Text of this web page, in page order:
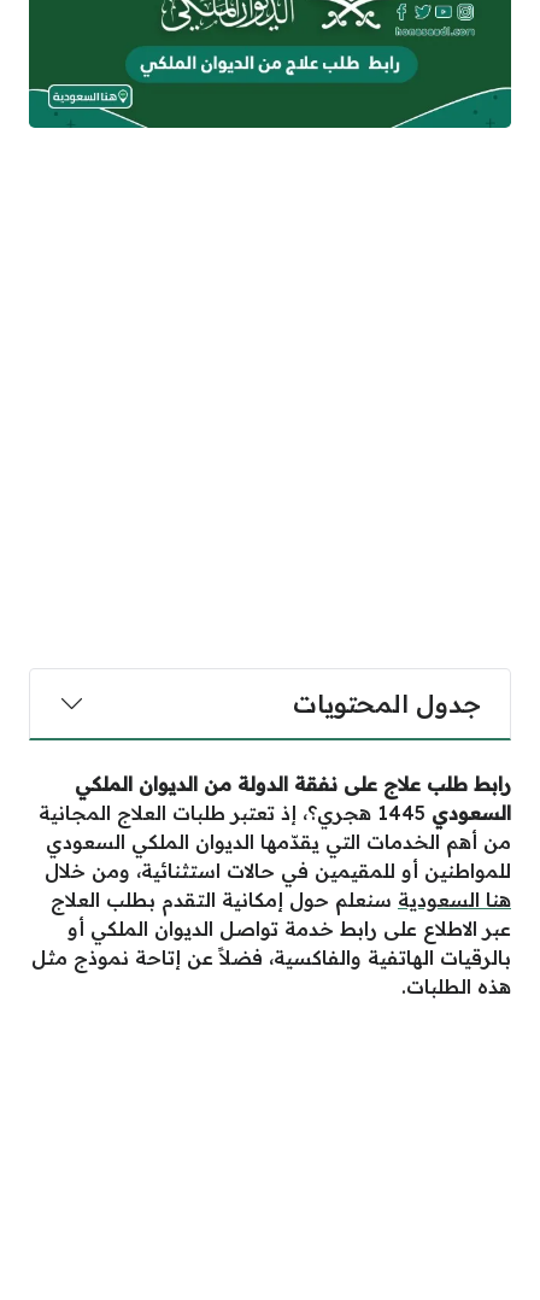
جدول المحتويات
رابط طلب علاج على نفقة الدولة من الديوان الملكي
السعودي
1445 هجري؟، إذ تعتبر طلبات العلاج المجانية
من أهم الخدمات التي يقدّمها الديوان الملكي السعودي
للمواطنين أو للمقيمين في حالات استثنائية، ومن خلال
هنا السعودية سنعلم حول إمكانية التقدم بطلب العلاج
عبر الاطلاع على رابط خدمة تواصل الديوان الملكي أو
بالرقيات الهاتفية والفاكسية، فضلاً عن إتاحة نموذج مثل
هذه الطلبات.